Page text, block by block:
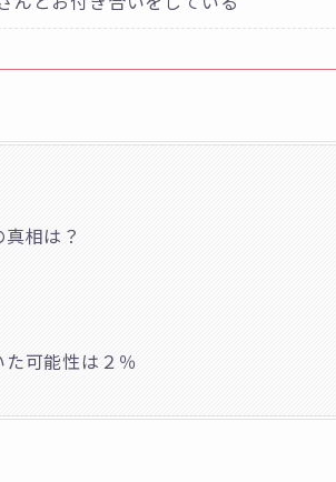
相は？
可能性は２％